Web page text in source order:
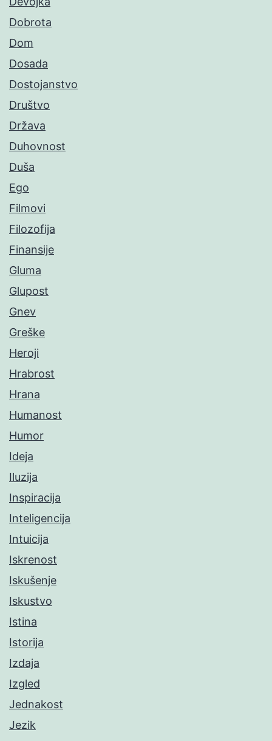
Dobrota
Dom
Dosada
Dostojanstvo
Društvo
Država
Duhovnost
Duša
Ego
Filmovi
Filozofija
Finansije
Gluma
Glupost
Gnev
Greške
Heroji
Hrabrost
Hrana
Humanost
Humor
Ideja
Iluzija
Inspiracija
Inteligencija
Intuicija
Iskrenost
Iskušenje
Iskustvo
Istina
Istorija
Izdaja
Izgled
Jednakost
Jezik